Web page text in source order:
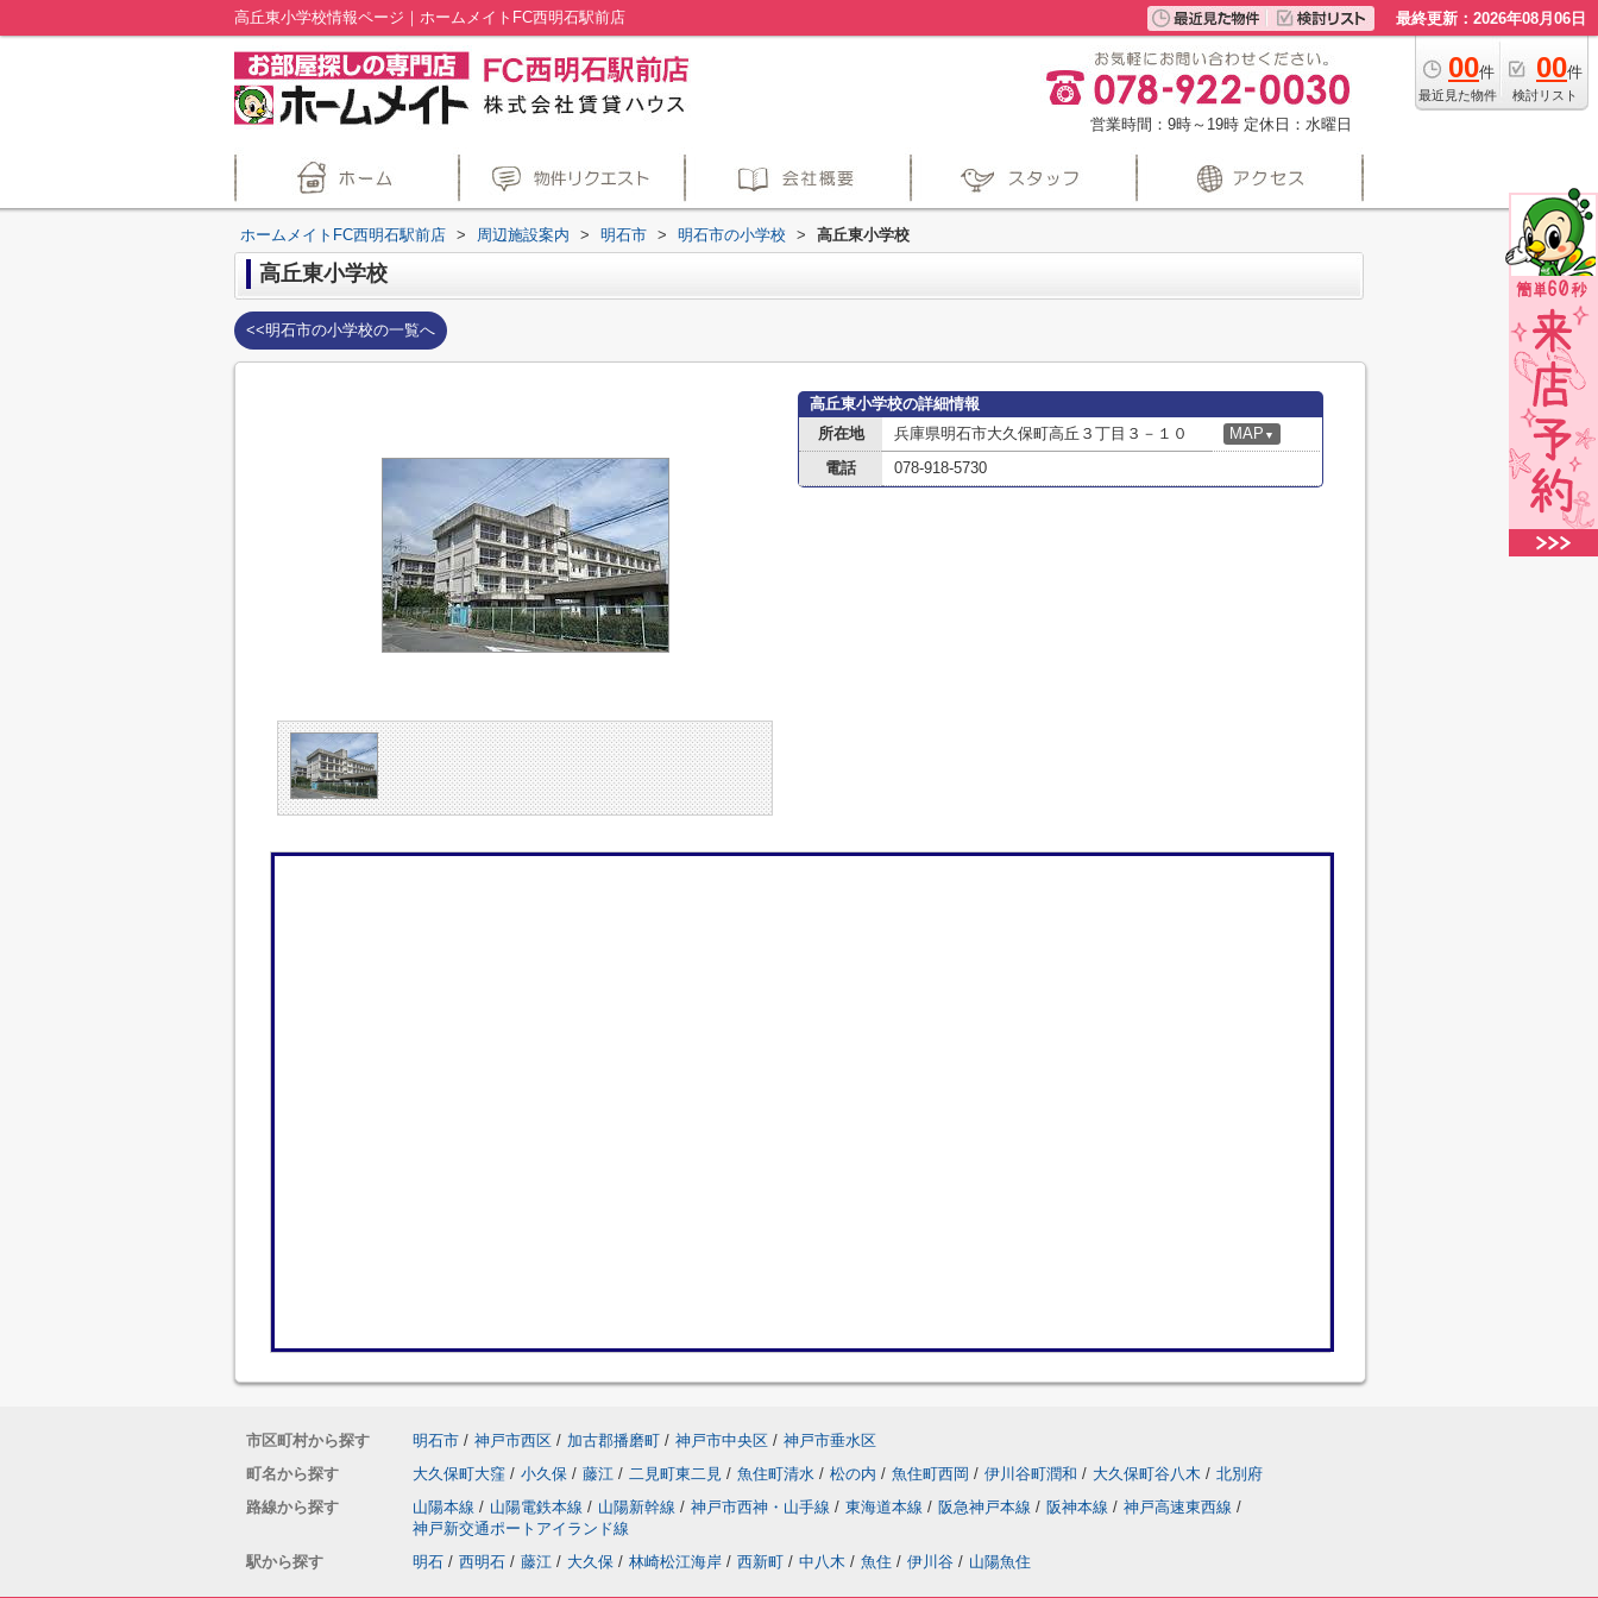
高丘東小学校情報ページ｜ホームメイトFC西明石駅前店 最終更新：2026年08月06日
00件
最近見た物件
00件
検討リスト
営業時間：9時～19時 定休日：水曜日
ホームメイトFC西明石駅前店 > 周辺施設案内 > 明石市 > 明石市の小学校 > 高丘東小学校
高丘東小学校
<<明石市の小学校の一覧へ
高丘東小学校の詳細情報
所在地
兵庫県明石市大久保町高丘３丁目３－１０ MAP ▼
電話 078-918-5730
市区町村から探す 明石市 / 神戸市西区 / 加古郡播磨町 / 神戸市中央区 / 神戸市垂水区
町名から探す
大久保町大窪 / 小久保 / 藤江 / 二見町東二見 / 魚住町清水 / 松の内 / 魚住町西岡 / 伊川谷町潤和 / 大久保町谷八木 / 北別府
路線から探す
山陽本線 / 山陽電鉄本線 / 山陽新幹線 / 神戸市西神・山手線 / 東海道本線 / 阪急神戸本線 / 阪神本線 / 神戸高速東西線 /
神戸新交通ポートアイランド線
駅から探す
明石 / 西明石 / 藤江 / 大久保 / 林崎松江海岸 / 西新町 / 中八木 / 魚住 / 伊川谷 / 山陽魚住